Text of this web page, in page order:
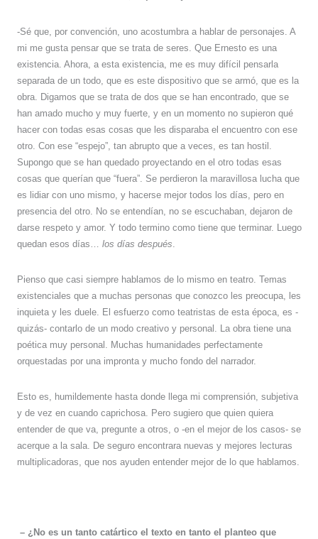
-Sé que, por convención, uno acostumbra a hablar de personajes. A
mi me gusta pensar que se trata de seres. Que Ernesto es una
existencia. Ahora, a esta existencia, me es muy difícil pensarla
separada de un todo, que es este dispositivo que se armó, que es la
obra. Digamos que se trata de dos que se han encontrado, que se
han amado mucho y muy fuerte, y en un momento no supieron qué
hacer con todas esas cosas que les disparaba el encuentro con ese
otro. Con ese “espejo”, tan abrupto que a veces, es tan hostil.
Supongo que se han quedado proyectando en el otro todas esas
cosas que querían que “fuera”. Se perdieron la maravillosa lucha que
es lidiar con uno mismo, y hacerse mejor todos los días, pero en
presencia del otro. No se entendían, no se escuchaban, dejaron de
darse respeto y amor. Y todo termino como tiene que terminar. Luego
quedan esos días… los días después
Pienso que casi siempre hablamos de lo mismo en teatro. Temas
existenciales que a muchas personas que conozco les preocupa, les
inquieta y les duele. El esfuerzo como teatristas de esta época, es -
quizás- contarlo de un modo creativo y personal. La obra tiene una
poética muy personal. Muchas humanidades perfectamente
orquestadas por una impronta y mucho fondo del narrador.
Esto es, humildemente hasta donde llega mi comprensión, subjetiva
y de vez en cuando caprichosa. Pero sugiero que quien quiera
entender de que va, pregunte a otros, o -en el mejor de los casos- se
acerque a la sala. De seguro encontrara nuevas y mejores lecturas
multiplicadoras, que nos ayuden entender mejor de lo que hablamos.
– ¿No es un tanto catártico el texto en tanto el planteo que